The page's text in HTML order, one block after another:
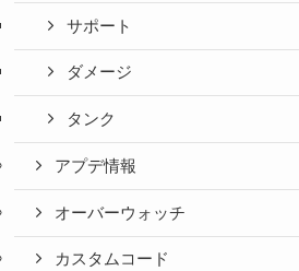
サポート
ダメージ
タンク
アプデ情報
オーバーウォッチ
カスタムコード